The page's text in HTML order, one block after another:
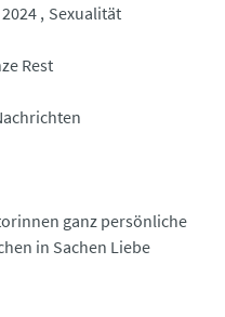
Sexualität
Rest
ganz persönliche
in Sachen Liebe